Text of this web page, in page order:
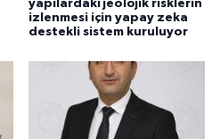
yapılardaki jeolojik risklerin
izlenmesi için yapay zeka
destekli sistem kuruluyor